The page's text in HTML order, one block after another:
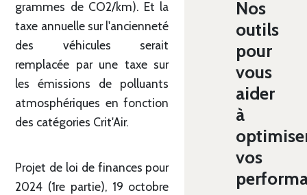
grammes de CO2/km). Et la
taxe annuelle sur l'ancienneté
des véhicules serait
remplacée par une taxe sur
les émissions de polluants
atmosphériques en fonction
des catégories Crit'Air.
Projet de loi de finances pour
2024 (1re partie), 19 octobre
Nos
outils
pour
vous
aider
à
vos